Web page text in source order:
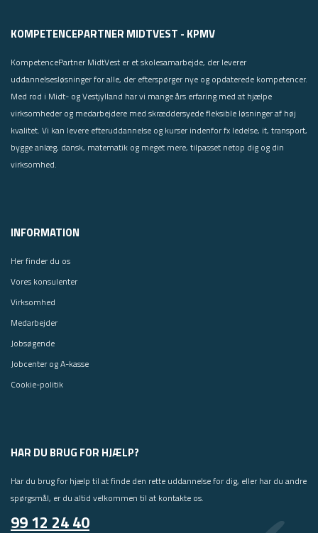
KOMPETENCEPARTNER MIDTVEST - KPMV
KompetencePartner MidtVest er et skolesamarbejde, der leverer
uddannelsesløsninger for alle, der efterspørger nye og opdaterede kompetencer.
Med rod i Midt- og Vestjylland har vi mange års erfaring med at hjælpe
virksomheder og medarbejdere med skræddersyede fleksible løsninger af høj
kvalitet. Vi kan levere efteruddannelse og kurser indenfor fx ledelse, it, transport,
bygge anlæg, dansk, matematik og meget mere, tilpasset netop dig og din
virksomhed.
INFORMATION
Her finder du os
Vores konsulenter
Virksomhed
Medarbejder
Jobsøgende
Jobcenter og A-kasse
Cookie-politik
HAR DU BRUG FOR HJÆLP?
Har du brug for hjælp til at finde den rette uddannelse for dig, eller har du andre
spørgsmål, er du altid velkommen til at kontakte os.
99 12 24 40